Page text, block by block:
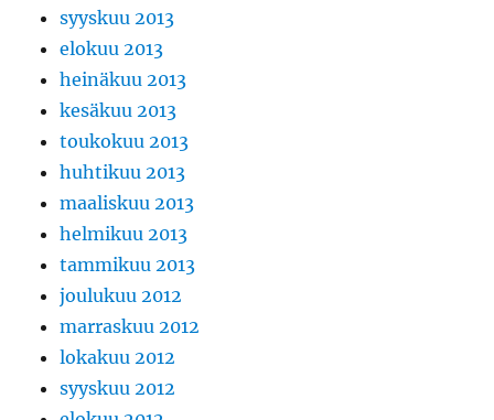
syyskuu 2013
elokuu 2013
heinäkuu 2013
kesäkuu 2013
toukokuu 2013
huhtikuu 2013
maaliskuu 2013
helmikuu 2013
tammikuu 2013
joulukuu 2012
marraskuu 2012
lokakuu 2012
syyskuu 2012